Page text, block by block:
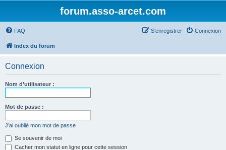
forum.asso-arcet.com
FAQ Connexion
S’enregistrer
Index du forum
Connexion
Nom d’utilisateur :
Mot de passe :
J’ai oublié mon mot de passe
Se souvenir de moi
Cacher mon statut en ligne pour cette session